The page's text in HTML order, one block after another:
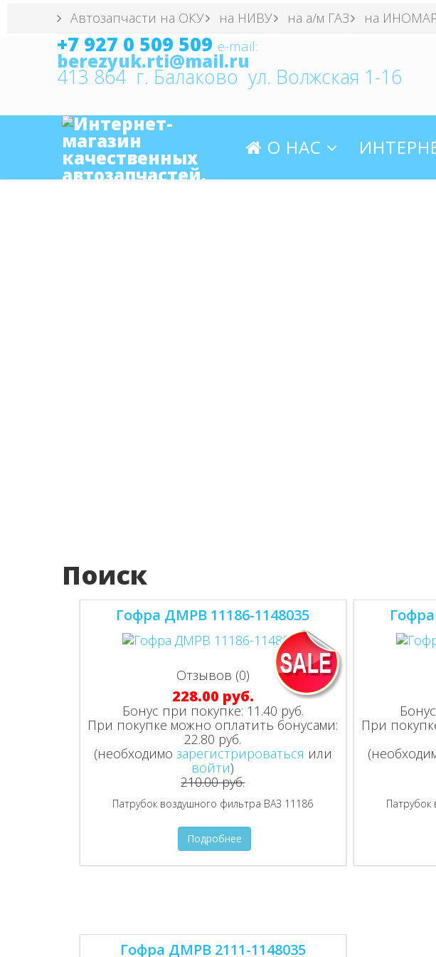
Автозапчасти на ОКУ на НИВУ на а/м ГАЗ на
+7 927 0 509 509 e-mail:
berezyuk.rti@mail.ru
413 864 г. Балаково ул. Волжская 1-16
О НАС
Поиск
Гофра ДМРВ 11186-1148035
Отзывов (0)
228.00 руб.
Бонус при покупке: 11.40 руб.
При покупке можно оплатить бонусами:
22.80 руб.
(необходимо зарегистрироваться или
войти)
210.00 руб.
Патрубок воздушного фильтра ВАЗ 11186
Подробнее
При
Патрубок
Гофра ДМРВ 2111-1148035